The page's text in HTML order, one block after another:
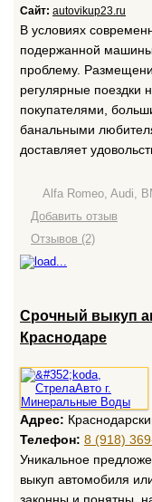
Сайт: autovikup23.ru
В условиях
подержанной
проблему.
регулярные поездки
покупателями,
банальными
доставляет
Alfa Romeo, Audi,
Добавить отзыв
Отзывов (2)
Срочный выкуп
Краснодаре
Адрес:
Телефон: 8 (918)
Уникальное
выкуп автомобиля